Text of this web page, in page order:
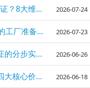
RCS vs GRS：如何选择适合的回收认证？8大维度全面对比｜2026 2026-07-24
RCS认证自查清单（25项）：看看你的工厂准备好了吗？｜回收含量标准认证准备 2026-07-23
RCS认证申请流程详解：从筹备到拿证的分步实操指南 2026-06-26
RCS认证如何提升企业市场竞争力？四大核心价值深度解析 2026-06-18